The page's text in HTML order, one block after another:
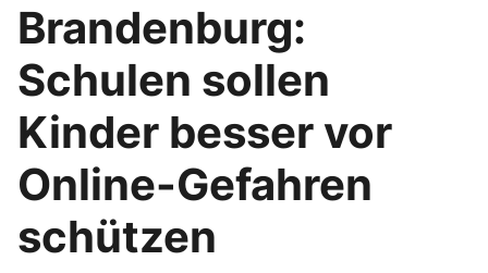
Brandenburg:
Schulen sollen
Kinder besser vor
Online-Gefahren
schützen